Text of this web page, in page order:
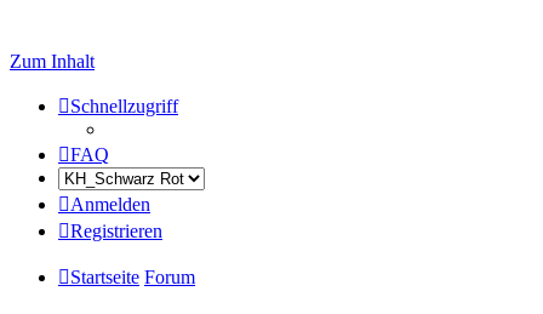
Zum Inhalt
Schnellzugriff
FAQ
Anmelden
Registrieren
Startseite Forum